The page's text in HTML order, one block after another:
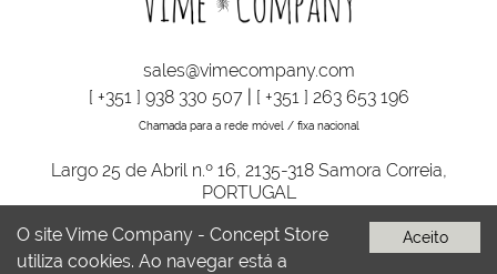
sales@vimecompany.com
[ +351 ] 938 330 507| [ +351 ] 263 653 196
Chamada para a rede móvel / fixa nacional
Largo 25 de Abril n.º 16, 2135-318 Samora Correia,
PORTUGAL
VIME COMPANY © TODOS OS DIREITOS RESERVADOS | DESENVOLVIDO
O site Vime Company - Concept Store
utiliza cookies. Ao navegar está a
Aceito